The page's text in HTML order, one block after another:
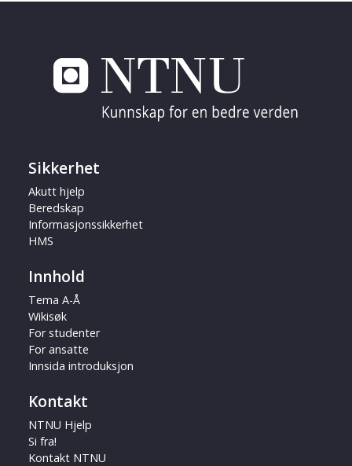
Sikkerhet
Akutt hjelp
Beredskap
Informasjonssikkerhet
HMS
Innhold
Tema A-Å
Wikisøk
For studenter
For ansatte
Innsida introduksjon
Kontakt
NTNU Hjelp
Si fra!
Kontakt NTNU